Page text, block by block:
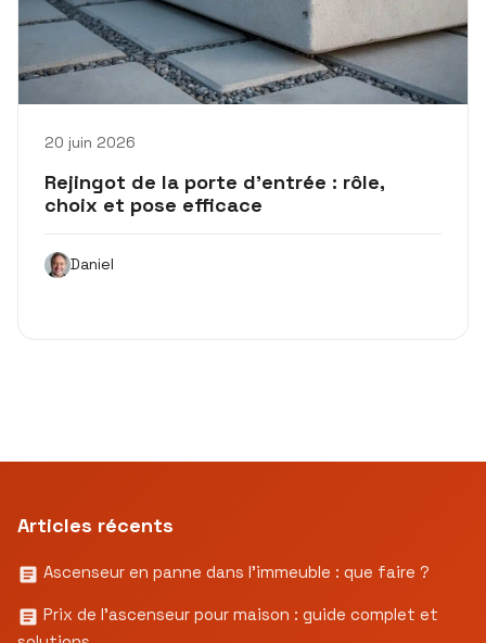
20 juin 2026
Rejingot de la porte d’entrée : rôle,
choix et pose efficace
Daniel
Articles récents
Ascenseur en panne dans l’immeuble : que faire ?
Prix de l’ascenseur pour maison : guide complet et